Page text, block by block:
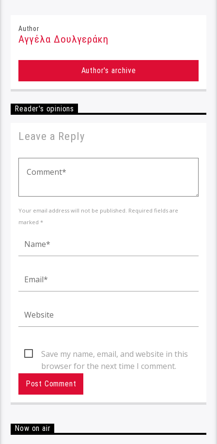
Author
Αγγέλα Δουλγεράκη
Author's archive
Reader's opinions
Leave a Reply
Your email address will not be published. Required fields are
marked *
Save my name, email, and website in this
browser for the next time I comment.
Now on air